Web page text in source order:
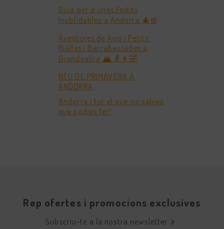
Guia per a unes Festes
Inoblidables a Andorra 🎄❄️
Aventures de Avis i Petits:
Rialles i Barrabassades a
Grandvalira 🏔️👵👦🤣
NEU DE PRIMAVERA A
ANDORRA
Andorra i tot el que no sabies
que podies fer!
Rep ofertes i promocions exclusives
Subscriu-te a la nostra newsletter